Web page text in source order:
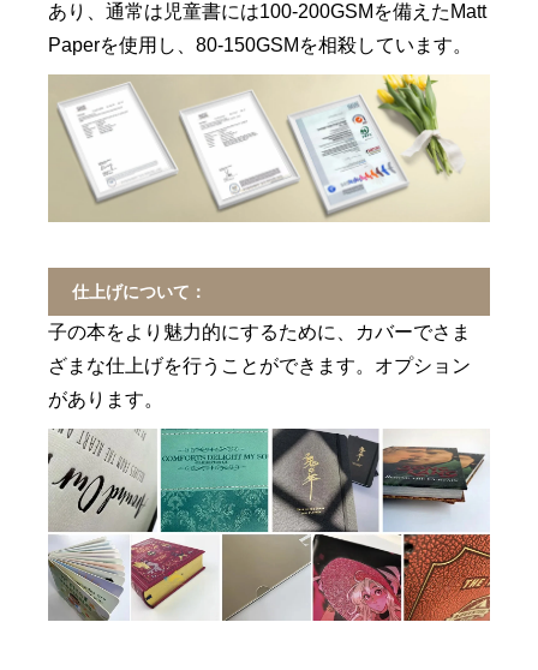
あり、通常は児童書には100-200GSMを備えたMatt
Paperを使用し、80-150GSMを相殺しています。
仕上げについて：
子の本をより魅力的にするために、カバーでさま
ざまな仕上げを行うことができます。オプション
があります。